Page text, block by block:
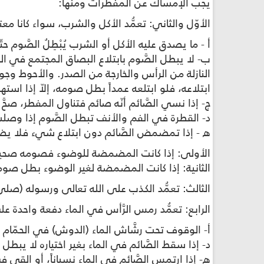
الأوّل والثاني: تعمُّد الأكل والشرب، سواء كانا
أ - ما يصدق عليه الأكل أو الشرب يُبْطِلُ الصَّوم
ب- لا يبطل الصَّوم بابتلاع البصاق المجتمع في
النازلة من الرأس والخارجة من الصدر. والأحوط
ابتلاعه، فلو ابتلعه عمداً بطل صومه، إلاّ إذا
ج- إذا نسي الصَّائم أنّه صائم فتناول
د- القطرة في الفم والأنف تبطل الصَّوم إذا
ه - إذا تمضمض الصَّائم دون ابتلاع شي‏ء فلا
الأولى: إذا كانت المضمضة للوضوء فصومه
الثانية: إذا كانت المضمضة لغير الوضوء بطل
الثالث: تعمُّد الكذب على الله تعالى ورسوله (صلى
الرابع: تعمُّد رمس الرَّأس في الماء دفعة واحدة
أ- الوقوف تحت رشَّاش الماء (الدوش) في
د- إذا سقط الصَّائم في الماء بغير اختياره لا
ه- إذا ارتمس الصَّائم في الماء نسياناً، أو القي